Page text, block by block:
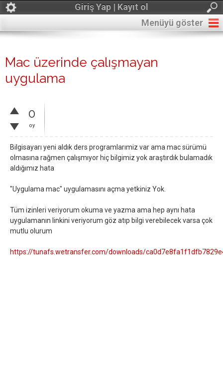
Giriş Yap | Kayıt ol
Menüyü göster
Mac üzerinde çalışmayan
uygulama
0
oy
Bilgisayarı yeni aldık ders programlarımiz var ama mac sürümü
olmasına rağmen çalışmıyor hiç bilgimiz yok araştırdık bulamadık
aldığımız hata
"Uygulama mac" uygulamasını açma yetkiniz Yok.
Tüm izinleri veriyorum okuma ve yazma ama hep aynı hata
uygulamanın linkini veriyorum göz atıp bilgi verebilecek varsa çok
mutlu olurum
https://tunafs.wetransfer.com/downloads/